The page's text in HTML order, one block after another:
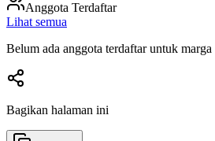
Anggota Terdaftar
Lihat semua
Belum ada anggota terdaftar untuk marga
Bagikan halaman ini